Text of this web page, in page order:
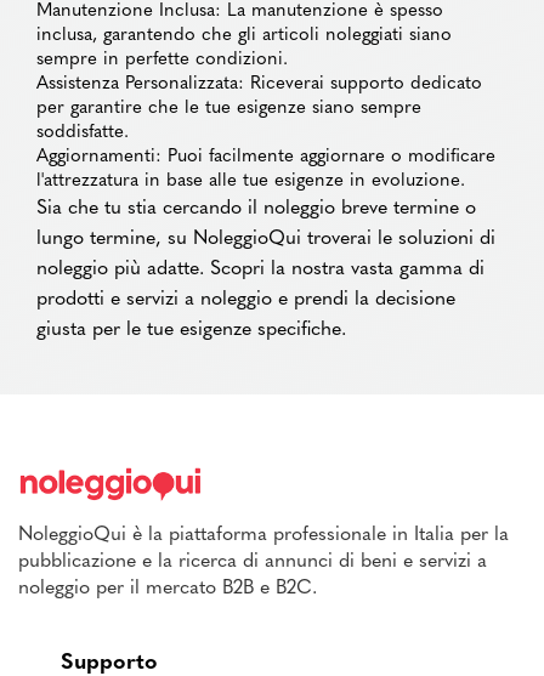
Manutenzione Inclusa: La manutenzione è spesso
inclusa, garantendo che gli articoli noleggiati siano
sempre in perfette condizioni.
Assistenza Personalizzata: Riceverai supporto dedicato
per garantire che le tue esigenze siano sempre
soddisfatte.
Aggiornamenti: Puoi facilmente aggiornare o modificare
l'attrezzatura in base alle tue esigenze in evoluzione.
Sia che tu stia cercando il noleggio breve termine o
lungo termine, su NoleggioQui troverai le soluzioni di
noleggio più adatte. Scopri la nostra vasta gamma di
prodotti e servizi a noleggio e prendi la decisione
giusta per le tue esigenze specifiche.
NoleggioQui è la piattaforma professionale in Italia per la
pubblicazione e la ricerca di annunci di beni e servizi a
noleggio per il mercato B2B e B2C.
Supporto